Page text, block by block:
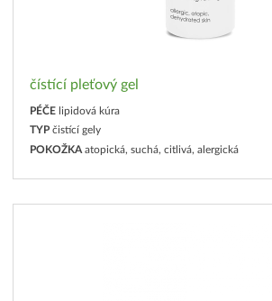
čístící pleťový gel
PÉČE lipidová kúra
TYP čistící gely
POKOŽKA atopická, suchá, citlivá, alergická